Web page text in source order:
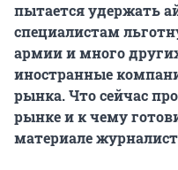
пытается удержать
специалистам
армии и много
иностранные
рынка. Что сейчас
рынке и к чему
материале